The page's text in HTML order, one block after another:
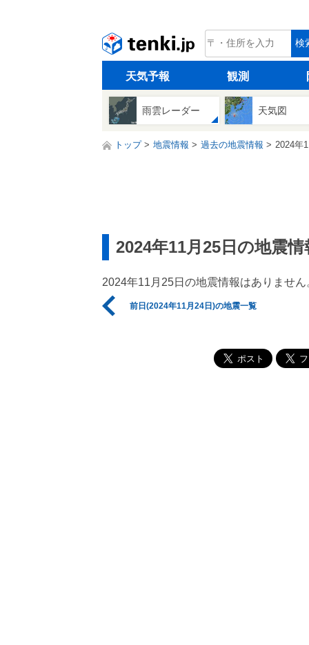
tenki.jp 検
天気予報 観測
雨雲レーダー 天気図
トップ 地震情報 過去の地震情報 2024年
2024年11月25日の地震情
2024年11月25日の地震情報はありません
前日(2024年11月24日)の地震一覧